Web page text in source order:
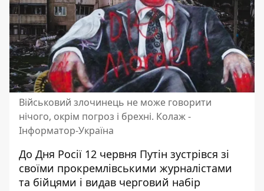
Військовий злочинець не може говорити
нічого, окрім погроз і брехні. Колаж -
Інформатор-Україна
До Дня Росії 12 червня Путін зустрівся зі
своїми прокремлівськими журналістами
та бійцями і видав черговий набір